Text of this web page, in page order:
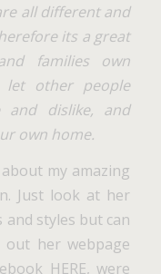
all different and
its a great
families own
let other people
dislike, and
own home.
my amazing
Just look at her
styles but can
out her webpage
HERE, were